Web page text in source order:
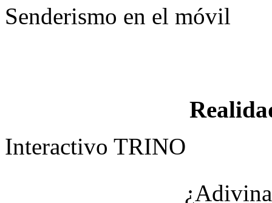
Senderismo en el móvil
Interactivo TRINO